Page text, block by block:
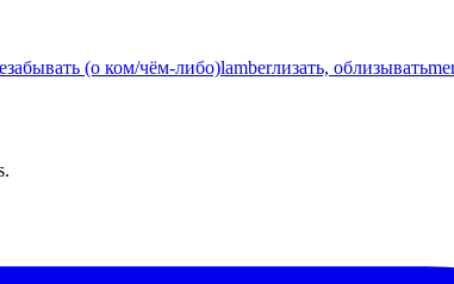
забывать (о ком/чём-либо)lamberлизать, облизывать